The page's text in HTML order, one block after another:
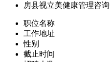
房县视立美健康管理咨
职位名称
工作地址
性别
截止时间